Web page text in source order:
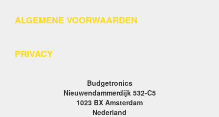
ALGEMENE VOORWAARDEN
PRIVACY
Budgetronics
Nieuwendammerdijk 532-C5
1023 BX Amsterdam
Nederland